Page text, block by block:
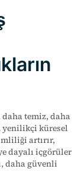
temiz, daha
küresel
artırır,
dayalı içgörüler
daha güvenli